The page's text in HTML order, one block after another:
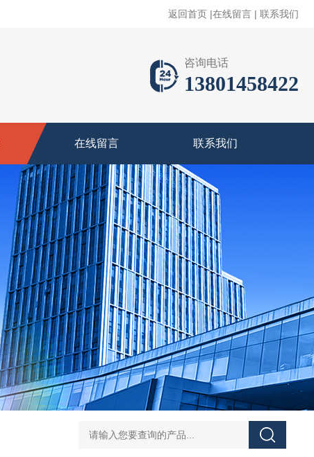
返回首页 |在线留言 | 联系我们
咨询电话
13801458422
在线留言 联系我们
JTD-800G地下管线探测仪 JT－3000升级款智能数字式漏水检测